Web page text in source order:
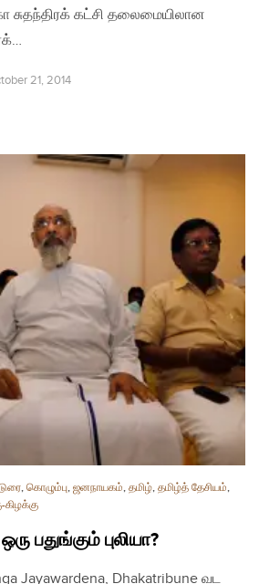
சுதந்திரக் கட்சி தலைமையிலான
21, 2014
, கொழும்பு, ஜனநாயகம், தமிழ், தமிழ்த் தேசியம்,
கிழக்கு
பதுங்கும் புலியா?
Jayawardena, Dhakatribune வட